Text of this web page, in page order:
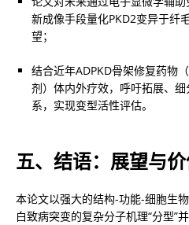
新成像手段量化PKD2变异于纤
望；
结合近年ADPKD骨架修复药物
剂）体内外疗效，呼吁拓展、
系，实现变型活性评估。
五、结语：展望与
本论文以强大的结构-功能-细胞生
白致病突变的复杂分子机理“分型”